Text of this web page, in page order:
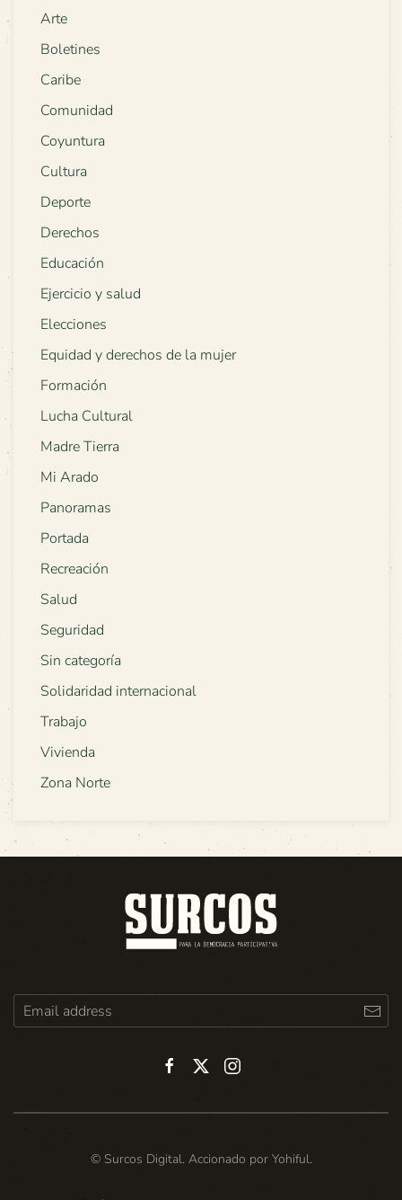
Arte
Boletines
Caribe
Comunidad
Coyuntura
Cultura
Deporte
Derechos
Educación
Ejercicio y salud
Elecciones
Equidad y derechos de la mujer
Formación
Lucha Cultural
Madre Tierra
Mi Arado
Panoramas
Portada
Recreación
Salud
Seguridad
Sin categoría
Solidaridad internacional
Trabajo
Vivienda
Zona Norte
© Surcos Digital. Accionado por Yohiful.